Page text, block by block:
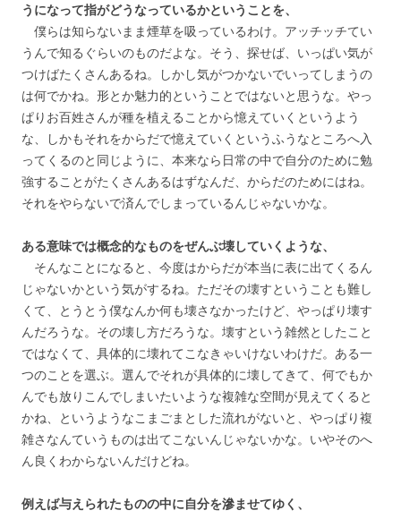
うになって指がどうなっているかということを、
僕らは知らないまま煙草を吸っているわけ。アッチッチてい
うんで知るぐらいのものだよな。そう、探せば、いっぱい気が
つけばたくさんあるね。しかし気がつかないでいってしまうの
は何でかね。形とか魅力的ということではないと思うな。やっ
ぱりお百姓さんが種を植えることから憶えていくというよう
な、しかもそれをからだで憶えていくというふうなところへ入
ってくるのと同じように、本来なら日常の中で自分のために勉
強することがたくさんあるはずなんだ、からだのためにはね。
それをやらないで済んでしまっているんじゃないかな。
ある意味では概念的なものをぜんぶ壊していくような、
そんなことになると、今度はからだが本当に表に出てくるん
じゃないかという気がするね。ただその壊すということも難し
くて、とうとう僕なんか何も壊さなかったけど、やっぱり壊す
んだろうな。その壊し方だろうな。壊すという雑然としたこと
ではなくて、具体的に壊れてこなきゃいけないわけだ。ある一
つのことを選ぶ。選んでそれが具体的に壊してきて、何でもか
んでも放りこんでしまいたいような複雑な空間が見えてくると
かね、というようなこまごまとした流れがないと、やっぱり複
雑さなんていうものは出てこないんじゃないかな。いやそのへ
ん良くわからないんだけどね。
例えば与えられたものの中に自分を滲ませてゆく、